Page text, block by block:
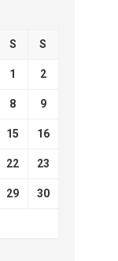
S S
1 2
8 9
15 16
22 23
29 30